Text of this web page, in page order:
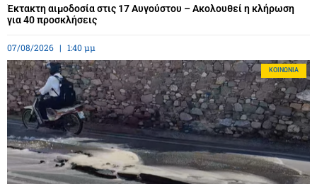
Έκτακτη αιμοδοσία στις 17 Αυγούστου – Ακολουθεί η κλήρωση
για 40 προσκλήσεις
07/08/2026 1:40 μμ
ΚΟΙΝΩΝΊΑ